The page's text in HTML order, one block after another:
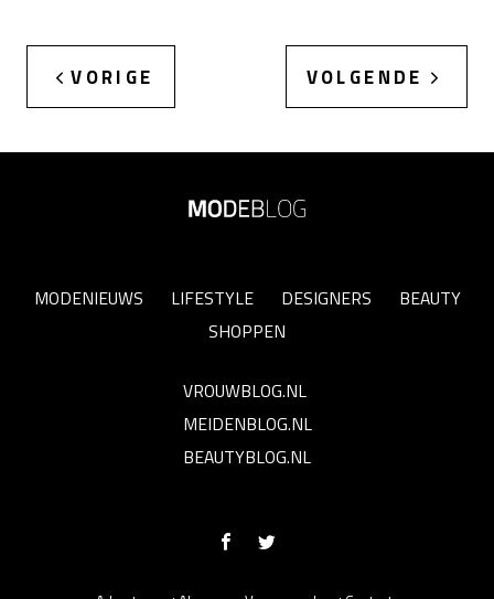
VORIGE VOLGENDE
MODENIEUWS LIFESTYLE DESIGNERS
BEAUTY
SHOPPEN
VROUWBLOG.NL
MEIDENBLOG.NL
BEAUTYBLOG.NL